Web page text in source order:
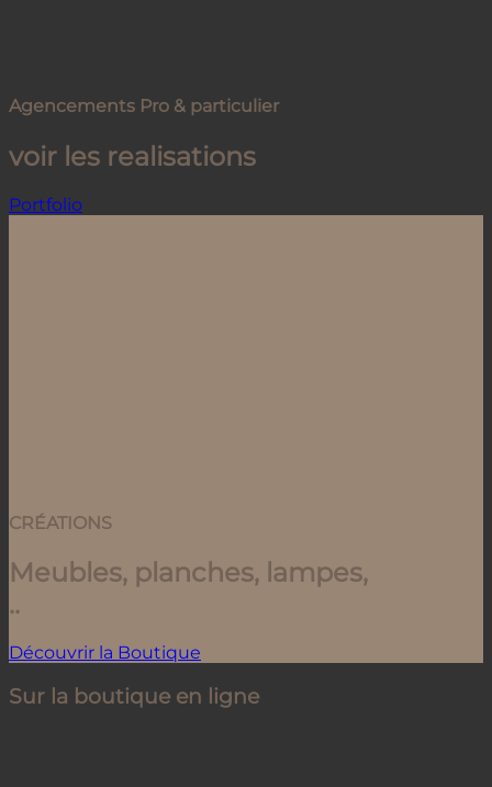
Agencements Pro & particulier
voir les realisations
Portfolio
CRÉATIONS
Meubles, planches, lampes,
..
Découvrir la Boutique
Sur la boutique en ligne